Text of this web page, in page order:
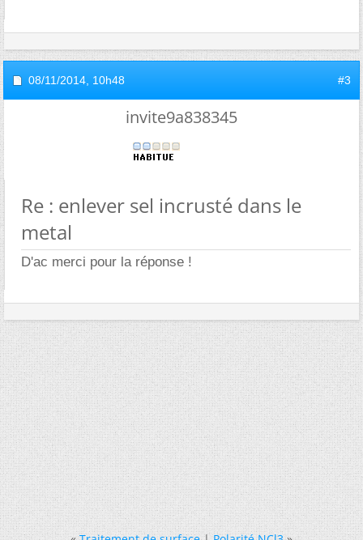
08/11/2014, 10h48 #3
invite9a838345
Re : enlever sel incrusté dans le
metal
D'ac merci pour la réponse !